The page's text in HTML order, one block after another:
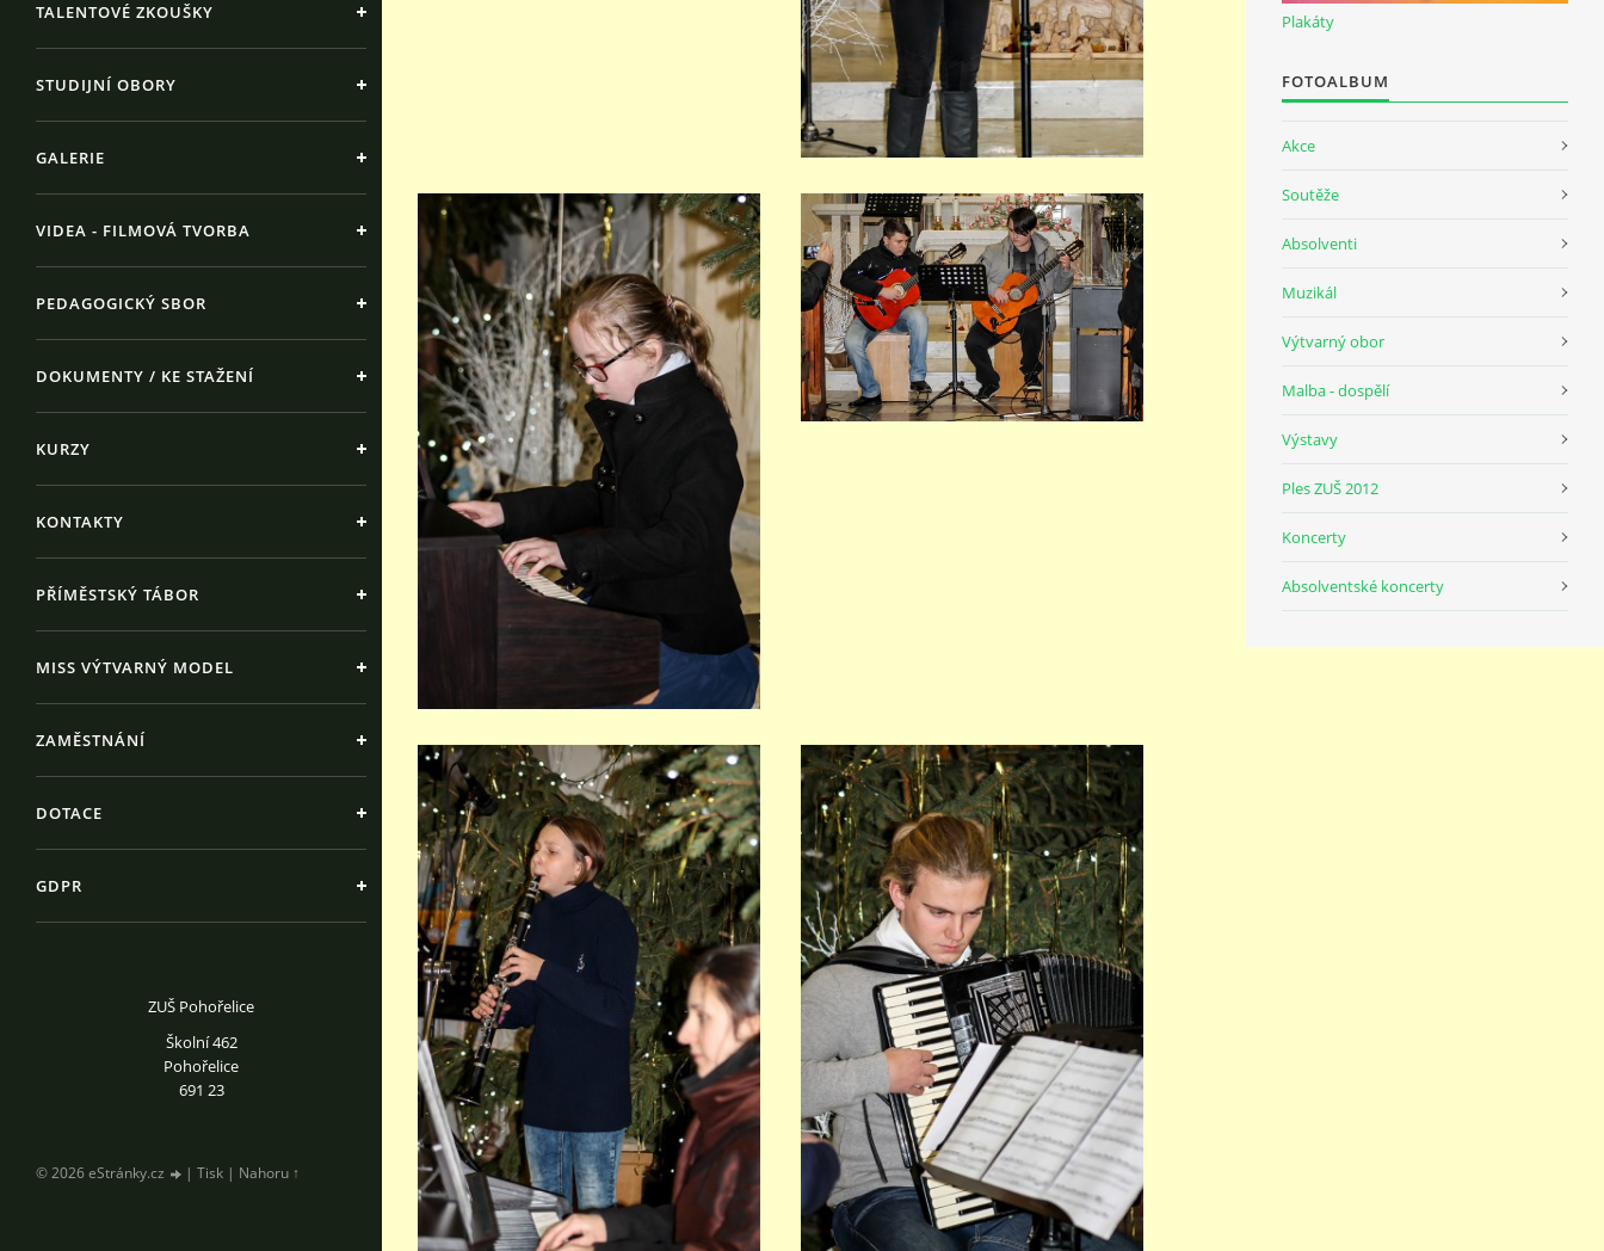
TALENTOVÉ ZKOUŠKY
STUDIJNÍ OBORY
GALERIE
VIDEA - FILMOVÁ TVORBA
PEDAGOGICKÝ SBOR
DOKUMENTY / KE STAŽENÍ
KURZY
KONTAKTY
PŘÍMĚSTSKÝ TÁBOR
MISS VÝTVARNÝ MODEL
ZAMĚSTNÁNÍ
DOTACE
GDPR
ZUŠ Pohořelice
Školní 462
Pohořelice
691 23
© 2026 eStránky.cz | Tisk | Nahoru ↑
Plakáty
FOTOALBUM
Akce
Soutěže
Absolventi
Muzikál
Výtvarný obor
Malba - dospělí
Výstavy
Ples ZUŠ 2012
Koncerty
Absolventské koncerty